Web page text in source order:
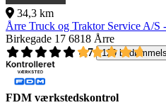
34,3 km
Årre Truck og Traktor Service A/S
Birkegade 17 6818 Årre
4,7
129
FDM værkstedskontrol